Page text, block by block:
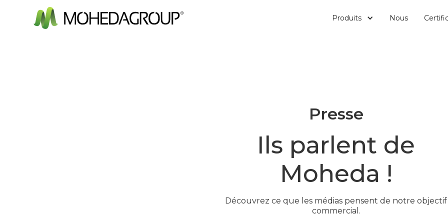
Produits Nous
Presse
Ils parlent de
Moheda !
Découvrez ce que les médias pensent de notre objectif
commercial.